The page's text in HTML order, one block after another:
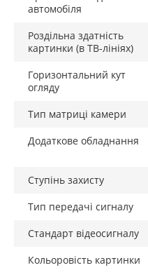
автомобіля
Роздільна здатність
картинки (в ТВ-лініях)
Горизонтальний кут
огляду
Тип матриці камери
Додаткове обладнання
Ступінь захисту
Тип передачі сигналу
Стандарт відеосигналу
Кольоровість картинки